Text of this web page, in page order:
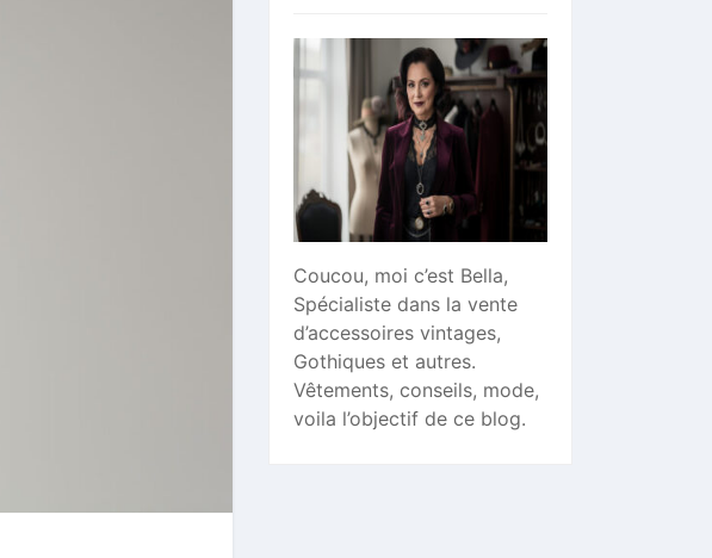
Coucou, moi c’est Bella,
Spécialiste dans la vente
d’accessoires vintages,
Gothiques et autres.
Vêtements, conseils, mode,
voila l’objectif de ce blog.